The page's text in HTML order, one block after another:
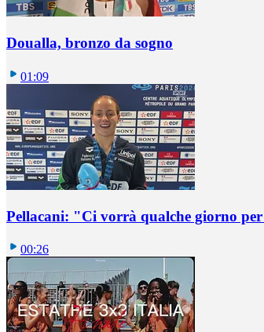
Doualla, bronzo da sogno
01:09
Pellacani: "Ci vorrà qualche giorno
00:26